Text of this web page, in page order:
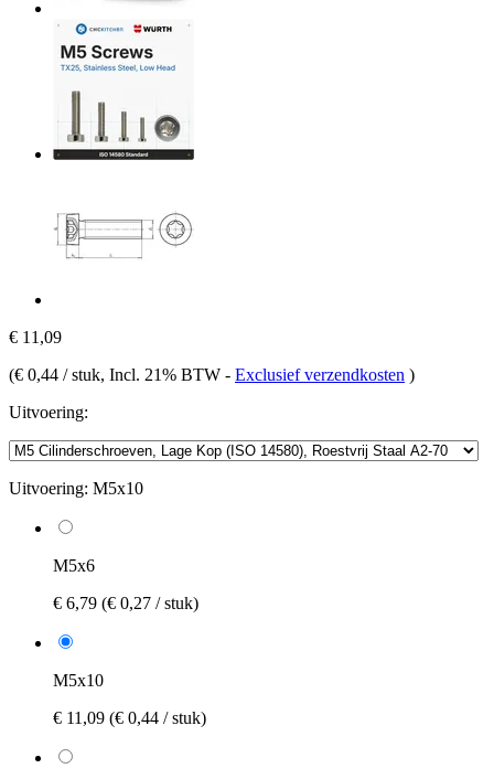
€ 11,09
(€ 0,44 / stuk, Incl. 21% BTW - Exclusief verzendkosten )
Uitvoering:
Uitvoering: M5x10
M5x6
€ 6,79 (€ 0,27 / stuk)
M5x10
€ 11,09 (€ 0,44 / stuk)